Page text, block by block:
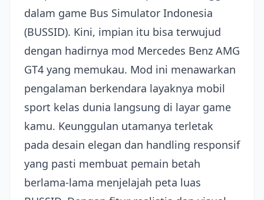
dalam game Bus Simulator Indonesia
(BUSSID). Kini, impian itu bisa terwujud
dengan hadirnya mod Mercedes Benz AMG
GT4 yang memukau. Mod ini menawarkan
pengalaman berkendara layaknya mobil
sport kelas dunia langsung di layar game
kamu. Keunggulan utamanya terletak
pada desain elegan dan handling responsif
yang pasti membuat pemain betah
berlama-lama menjelajah peta luas